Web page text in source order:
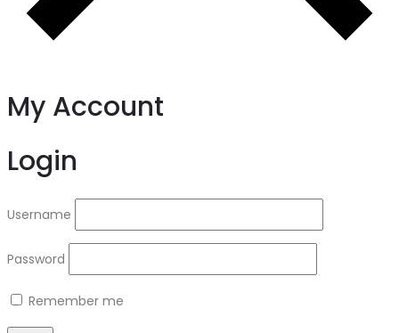
My Account
Login
Username
Password
Remember me